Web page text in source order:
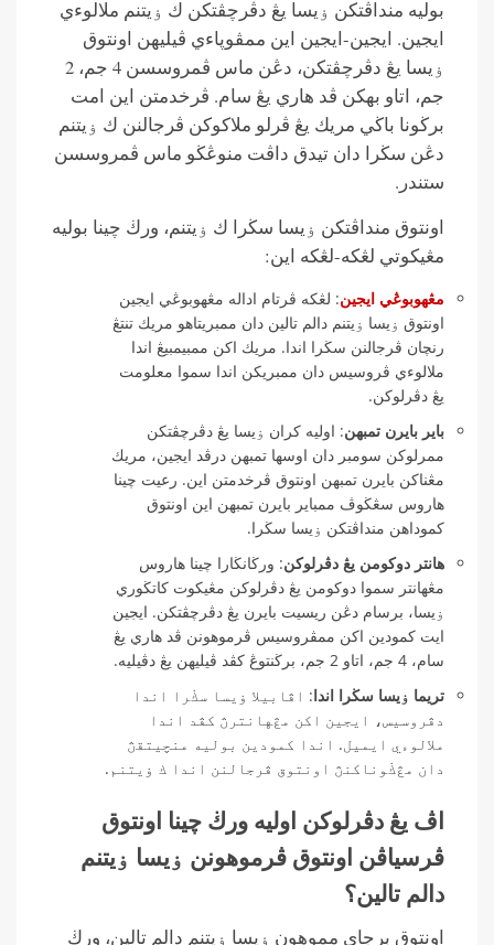
بوليه منداڤتكن ۏيسا يڠ دڤرچڤتكن ك ۏيتنم ملالوءي
ايجين. ايجين-ايجين اين ممڤوڽاءي ڤيليهن اونتوق
ۏيسا يڠ دڤرچڤتكن، دڠن ماس ڤمروسسن 4 جم، 2
جم، اتاو بهكن ڤد هاري يڠ سام. ڤرخدمتن اين امت
برڬونا باڬي مريك يڠ ڤرلو ملاكوكن ڤرجالنن ك ۏيتنم
دڠن سڬرا دان تيدق داڤت منوڠڬو ماس ڤمروسسن
ستندر.
اونتوق منداڤتكن ۏيسا سڬرا ك ۏيتنم، ورڬ چينا بوليه
مڠيكوتي لڠكه-لڠكه اين:
مڠهوبوڠي ايجين: لڠكه ڤرتام اداله مڠهوبوڠي ايجين
اونتوق ۏيسا ۏيتنم دالم تالين دان ممبريتاهو مريك تنتڠ
رنچان ڤرجالنن سڬرا اندا. مريك اكن ممبيمبيڠ اندا
ملالوءي ڤروسيس دان ممبريكن اندا سموا معلومت
يڠ دڤرلوكن.
باير بايرن تمبهن: اوليه كران ۏيسا يڠ دڤرچڤتكن
ممرلوكن سومبر دان اوسها تمبهن درڤد ايجين، مريك
مڠناكن بايرن تمبهن اونتوق ڤرخدمتن اين. رعيت چينا
هاروس سڠڬوڤ ممباير بايرن تمبهن اين اونتوق
كموداهن منداڤتكن ۏيسا سڬرا.
هانتر دوكومن يڠ دڤرلوكن: ورڬانڬارا چينا هاروس
مڠهانتر سموا دوكومن يڠ دڤرلوكن مڠيكوت كاتڬوري
ۏيسا، برسام دڠن ريسيت بايرن يڠ دڤرچڤتكن. ايجين
ايت كمودين اكن ممڤروسيس ڤرموهونن ڤد هاري يڠ
سام، 4 جم، اتاو 2 جم، برڬنتوڠ كڤد ڤيليهن يڠ دڤيليه.
تريما ۏيسا سڬرا اندا: اڤابيلا ۏيسا سڬرا اندا
دڤروسيس، ايجين اكن مڠهانترڽ كڤد اندا
ملالوءي ايميل. اندا كمودين بوليه منچيتقڽ
دان مڠڬوناكنڽ اونتوق ڤرجالنن اندا ك ۏيتنم.
اڤ يڠ دڤرلوكن اوليه ورڬ چينا اونتوق
ڤرسياڤن اونتوق ڤرموهونن ۏيسا ۏيتنم
دالم تالين؟
اونتوق برجاي مموهون ۏيسا ۏيتنم دالم تالين، ورڬ